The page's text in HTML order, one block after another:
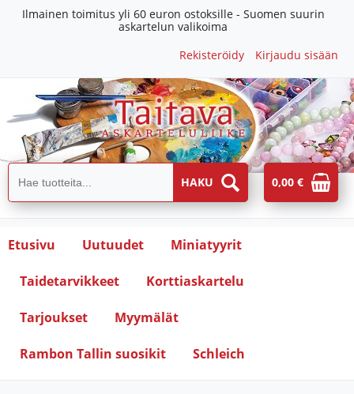
Ilmainen toimitus yli 60 euron ostoksille - Suomen suurin
askartelun valikoima
Rekisteröidy
Kirjaudu sisään
0,00 €
Etusivu Uutuudet Miniatyyrit
Taidetarvikkeet Korttiaskartelu
Tarjoukset Myymälät
Rambon Tallin suosikit Schleich